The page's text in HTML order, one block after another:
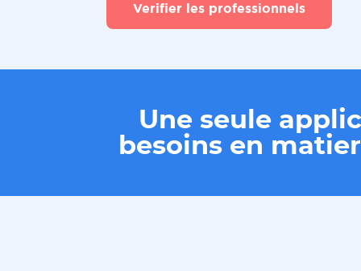
Verifier les professionnels
Une seule
besoins en